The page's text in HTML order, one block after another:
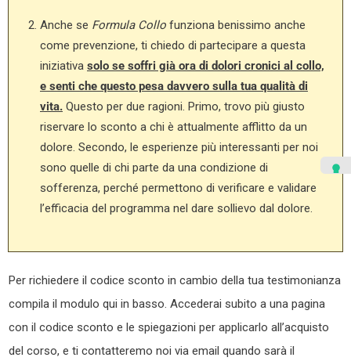
Anche se Formula Collo funziona benissimo anche
come prevenzione, ti chiedo di partecipare a questa
iniziativa solo se soffri già ora di dolori cronici al collo,
e senti che questo pesa davvero sulla tua qualità di
vita. Questo per due ragioni. Primo, trovo più giusto
riservare lo sconto a chi è attualmente afflitto da un
dolore. Secondo, le esperienze più interessanti per noi
sono quelle di chi parte da una condizione di
sofferenza, perché permettono di verificare e validare
l’efficacia del programma nel dare sollievo dal dolore.
Per richiedere il codice sconto in cambio della tua testimonianza
compila il modulo qui in basso. Accederai subito a una pagina
con il codice sconto e le spiegazioni per applicarlo all’acquisto
del corso, e ti contatteremo noi via email quando sarà il